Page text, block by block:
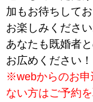
加もお待ちして
お楽しみください
あなたも既婚者
お広めください！
※webからのお申
ない方はご予約